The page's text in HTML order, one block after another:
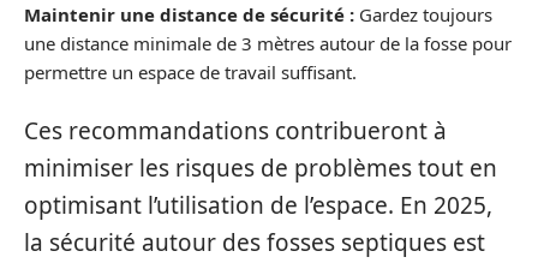
Maintenir une distance de sécurité : Gardez toujours
une distance minimale de 3 mètres autour de la fosse pour
permettre un espace de travail suffisant.
Ces recommandations contribueront à
minimiser les risques de problèmes tout en
optimisant l’utilisation de l’espace. En 2025,
la sécurité autour des fosses septiques est